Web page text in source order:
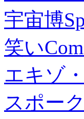
宇宙博
笑い
エキゾ
スポー